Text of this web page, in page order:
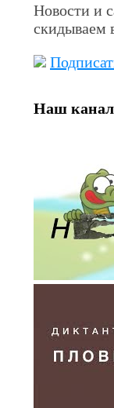
Новости и
скидываем
Наш канал